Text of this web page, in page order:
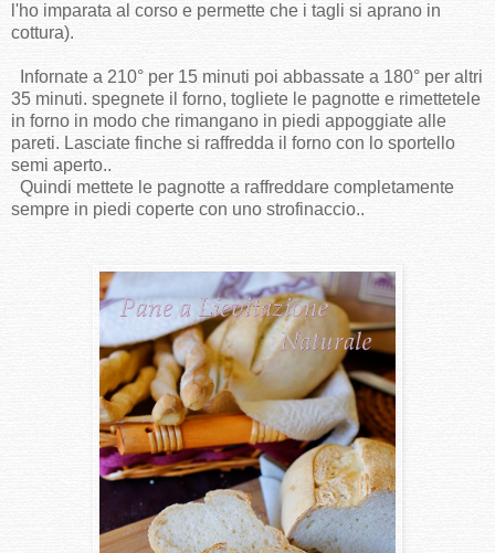
l'ho imparata al corso e permette che i tagli si aprano in
cottura).
Infornate a 210° per 15 minuti poi abbassate a 180° per altri
35 minuti. spegnete il forno, togliete le pagnotte e rimettetele
in forno in modo che rimangano in piedi appoggiate alle
pareti. Lasciate finche si raffredda il forno con lo sportello
semi aperto..
Quindi mettete le pagnotte a raffreddare completamente
sempre in piedi coperte con uno strofinaccio..